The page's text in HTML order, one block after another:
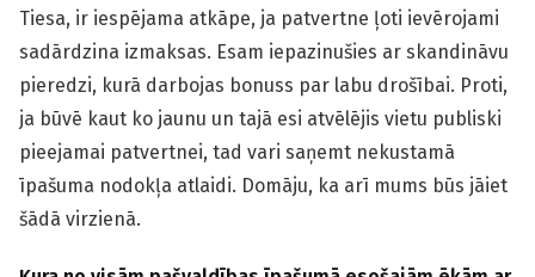
Tiesa, ir iespējama atkāpe, ja patvertne ļoti ievērojami
sadārdzina izmaksas. Esam iepazinušies ar skandināvu
pieredzi, kurā darbojas bonuss par labu drošībai. Proti,
ja būvē kaut ko jaunu un tajā esi atvēlējis vietu publiski
pieejamai patvertnei, tad vari saņemt nekustamā
īpašuma nodokļa atlaidi. Domāju, ka arī mums būs jāiet
šādā virzienā.